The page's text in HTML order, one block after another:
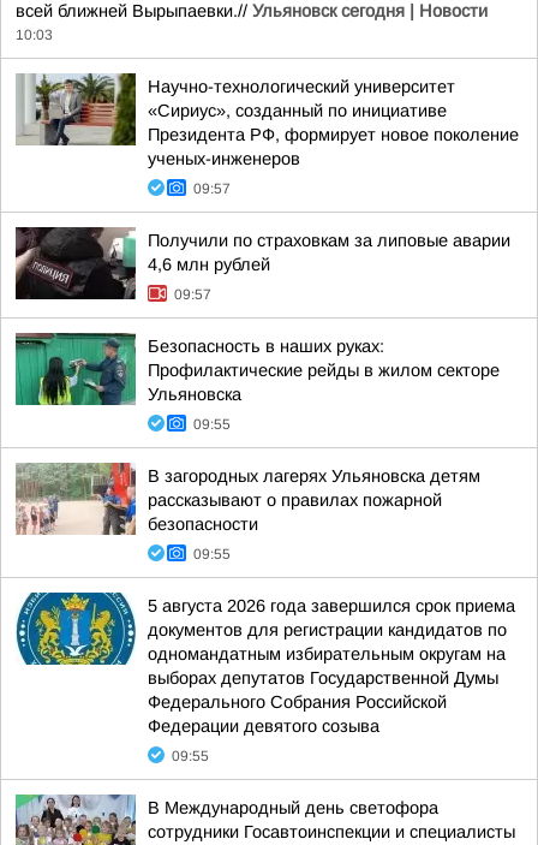
всей ближней Вырыпаевки.// Ульяновск сегодня | Новости
10:03
Научно-технологический университет
«Сириус», созданный по инициативе
Президента РФ, формирует новое поколение
ученых-инженеров
09:57
Получили по страховкам за липовые аварии
4,6 млн рублей
09:57
Безопасность в наших руках:
Профилактические рейды в жилом секторе
Ульяновска
09:55
В загородных лагерях Ульяновска детям
рассказывают о правилах пожарной
безопасности
09:55
5 августа 2026 года завершился срок приема
документов для регистрации кандидатов по
одномандатным избирательным округам на
выборах депутатов Государственной Думы
Федерального Собрания Российской
Федерации девятого созыва
09:55
В Международный день светофора
сотрудники Госавтоинспекции и специалисты